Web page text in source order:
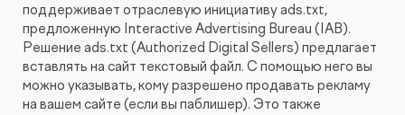
поддерживает отраслевую инициативу ads.txt,
предложенную Interactive Advertising Bureau (IAB).
Решение ads.txt (Authorized Digital Sellers) предлагает
вставлять на сайт текстовый файл. С помощью него вы
можно указывать, кому разрешено продавать рекламу
на вашем сайте (если вы паблишер). Это также